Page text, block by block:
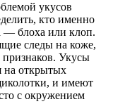
укусов
кто именно
— блоха или клоп.
следы на коже,
признаков. Укусы
на открытых
и имеют
с окружением